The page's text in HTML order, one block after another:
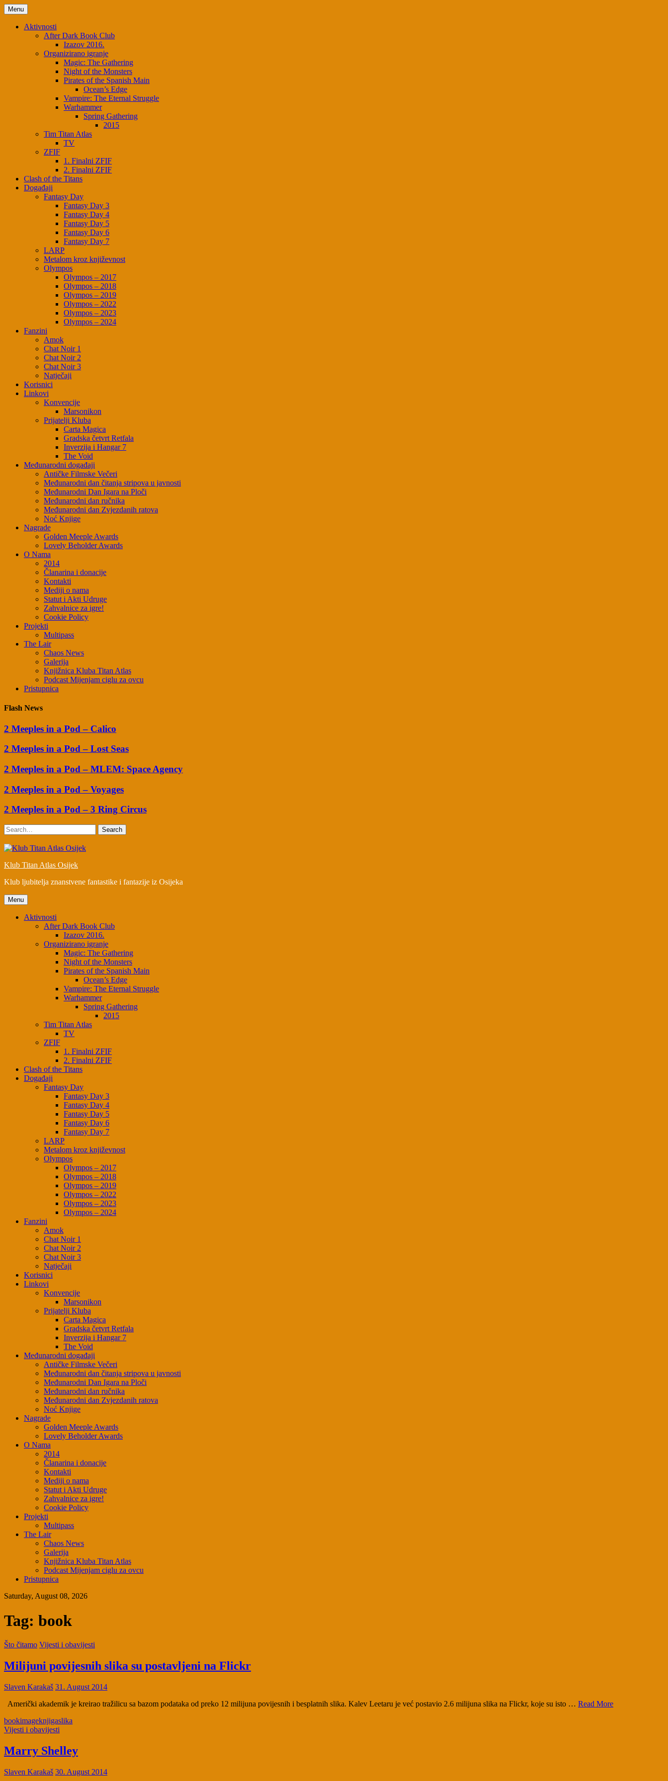
Skip
to
content
Menu
Aktivnosti
After Dark Book Club
Izazov 2016.
Organizirano igranje
Magic: The Gathering
Night of the Monsters
Pirates of the Spanish Main
Ocean’s Edge
Vampire: The Eternal Struggle
Warhammer
Spring Gathering
2015
Tim Titan Atlas
TV
ZFIF
1. Finalni ZFIF
2. Finalni ZFIF
Clash of the Titans
Događaji
Fantasy Day
Fantasy Day 3
Fantasy Day 4
Fantasy Day 5
Fantasy Day 6
Fantasy Day 7
LARP
Metalom kroz književnost
Olympos
Olympos – 2017
Olympos – 2018
Olympos – 2019
Olympos – 2022
Olympos – 2023
Olympos – 2024
Fanzini
Amok
Chat Noir 1
Chat Noir 2
Chat Noir 3
Natječaji
Korisnici
Linkovi
Konvencije
Marsonikon
Prijatelji Kluba
Carta Magica
Gradska četvrt Retfala
Inverzija i Hangar 7
The Void
Međunarodni događaji
Antičke Filmske Večeri
Međunarodni dan čitanja stripova u javnosti
Međunarodni Dan Igara na Ploči
Međunarodni dan ručnika
Međunarodni dan Zvjezdanih ratova
Noć Knjige
Nagrade
Golden Meeple Awards
Lovely Beholder Awards
O Nama
2014
Članarina i donacije
Kontakti
Mediji o nama
Statut i Akti Udruge
Zahvalnice za igre!
Cookie Policy
Projekti
Multipass
The Lair
Chaos News
Galerija
Knjižnica Kluba Titan Atlas
Podcast Mijenjam ciglu za ovcu
Pristupnica
Flash News
2 Meeples in a Pod – Calico
2 Meeples in a Pod – Lost Seas
2 Meeples in a Pod – MLEM: Space Agency
2 Meeples in a Pod – Voyages
2 Meeples in a Pod – 3 Ring Circus
Search
Klub Titan Atlas Osijek
Klub ljubitelja znanstvene fantastike i fantazije iz Osijeka
Menu
Aktivnosti
After Dark Book Club
Izazov 2016.
Organizirano igranje
Magic: The Gathering
Night of the Monsters
Pirates of the Spanish Main
Ocean’s Edge
Vampire: The Eternal Struggle
Warhammer
Spring Gathering
2015
Tim Titan Atlas
TV
ZFIF
1. Finalni ZFIF
2. Finalni ZFIF
Clash of the Titans
Događaji
Fantasy Day
Fantasy Day 3
Fantasy Day 4
Fantasy Day 5
Fantasy Day 6
Fantasy Day 7
LARP
Metalom kroz književnost
Olympos
Olympos – 2017
Olympos – 2018
Olympos – 2019
Olympos – 2022
Olympos – 2023
Olympos – 2024
Fanzini
Amok
Chat Noir 1
Chat Noir 2
Chat Noir 3
Natječaji
Korisnici
Linkovi
Konvencije
Marsonikon
Prijatelji Kluba
Carta Magica
Gradska četvrt Retfala
Inverzija i Hangar 7
The Void
Međunarodni događaji
Antičke Filmske Večeri
Međunarodni dan čitanja stripova u javnosti
Međunarodni Dan Igara na Ploči
Međunarodni dan ručnika
Međunarodni dan Zvjezdanih ratova
Noć Knjige
Nagrade
Golden Meeple Awards
Lovely Beholder Awards
O Nama
2014
Članarina i donacije
Kontakti
Mediji o nama
Statut i Akti Udruge
Zahvalnice za igre!
Cookie Policy
Projekti
Multipass
The Lair
Chaos News
Galerija
Knjižnica Kluba Titan Atlas
Podcast Mijenjam ciglu za ovcu
Pristupnica
Saturday, August 08, 2026
Tag: book
Što čitamo Vijesti i obavijesti
Milijuni povijesnih slika su postavljeni na Flickr
Slaven Karakaš 31. August 2014
Američki akademik je kreirao tražilicu sa bazom podataka od preko 12 milijuna povijesnih i besplatnih slika. Kalev Leetaru je već postavio 2.6 milijuna slika na Flickr, koje su isto … Read More
bookimageknjigaslika
Vijesti i obavijesti
Marry Shelley
Slaven Karakaš 30. August 2014